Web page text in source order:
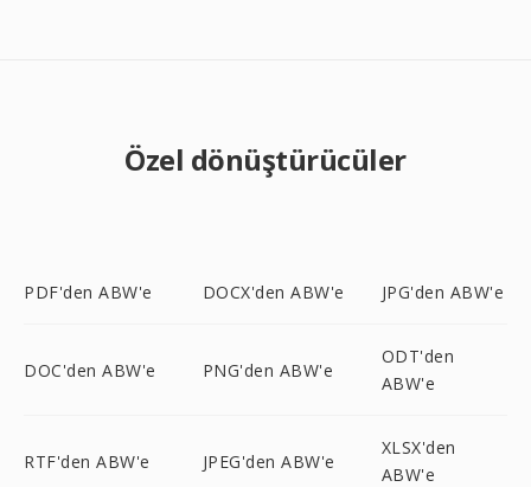
Özel dönüştürücüler
PDF'den ABW'e DOCX'den ABW'e JPG'den ABW'e
DOC'den ABW'e PNG'den ABW'e
ODT'den
ABW'e
RTF'den ABW'e JPEG'den ABW'e
XLSX'den
ABW'e